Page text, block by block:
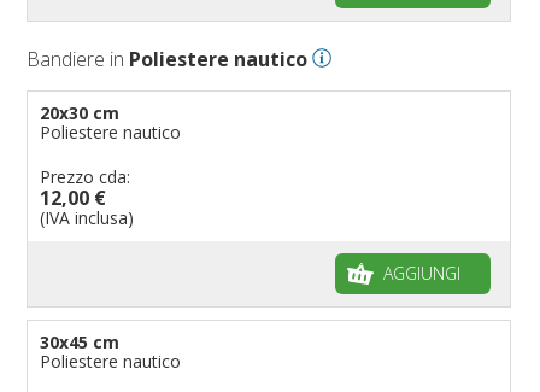
Bandiere in Poliestere nautico
20x30 cm
Poliestere nautico
Prezzo cda:
12,00 €
(IVA inclusa)
AGGIUNGI
30x45 cm
Poliestere nautico